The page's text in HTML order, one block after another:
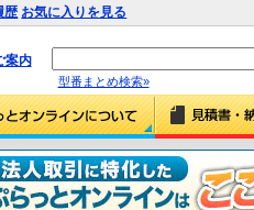
歴 お気に入りを見る
案内
型番まとめ検索»